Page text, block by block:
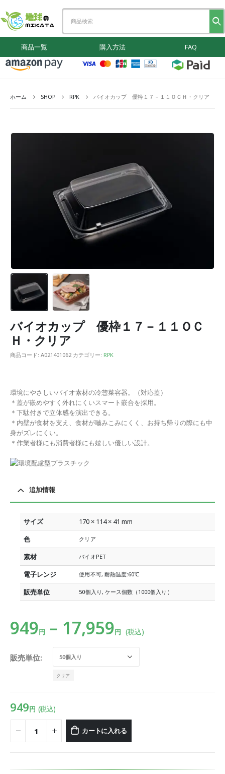
商品一覧 購入方法 FAQ
ホーム SHOP RPK バイオカップ 優枠１７－１１ＯＣＨ・クリア
バイオカップ 優枠１７－１１ＯＣ
Ｈ・クリア
商品コード: A021401062 カテゴリー: RPK
環境にやさしいバイオ素材の冷惣菜容器。（対応蓋）
＊蓋が嵌めやすく外れにくいスマート嵌合を採用。
＊下駄付きで立体感を演出できる。
＊内壁が食材を支え、食材が嚙みこみにくく、お持ち帰りの際にも中
身がズレにくい。
＊作業者様にも消費者様にも嬉しい優しい設計。
追加情報
サイズ
170 × 114 × 41 mm
色
クリア
素材 バイオPET
電子レンジ 使用不可, 耐熱温度:60℃
販売単位 50個入り, ケース個数（1000個入り）
949円 – 17,959円 (税込)
販売単位
クリア
949円 (税込)
カートに入れる